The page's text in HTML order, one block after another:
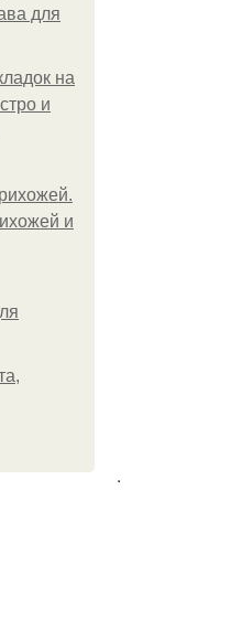
для
на
и
и
.